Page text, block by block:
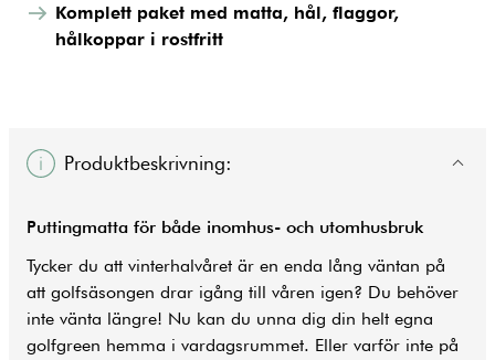
Komplett paket med matta, hål, flaggor,
hålkoppar i rostfritt
Produktbeskrivning:
Puttingmatta för både inomhus- och utomhusbruk
Tycker du att vinterhalvåret är en enda lång väntan på
att golfsäsongen drar igång till våren igen? Du behöver
inte vänta längre! Nu kan du unna dig din helt egna
golfgreen hemma i vardagsrummet. Eller varför inte på